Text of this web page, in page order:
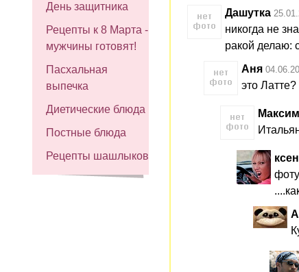
День защитника
Рецепты к 8 Марта -
мужчины готовят!
Пасхальная
выпечка
Диетические блюда
Постные блюда
Рецепты шашлыков
Дашутка
никогда не
ракой делаю:
Аня
это Латте?
Максим